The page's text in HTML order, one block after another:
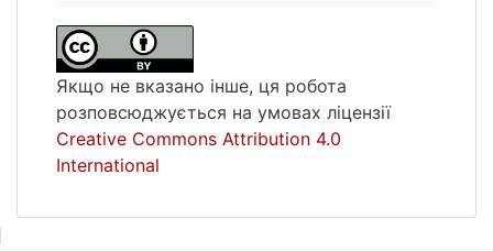
Якщо не вказано інше, ця робота
розповсюджується на умовах ліцензії
Creative Commons Attribution 4.0
International